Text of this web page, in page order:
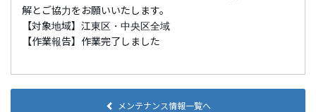
解とご協力をお願いいたします。
【対象地域】江東区・中央区全域
【作業報告】作業完了しました
メンテナンス情報一覧へ